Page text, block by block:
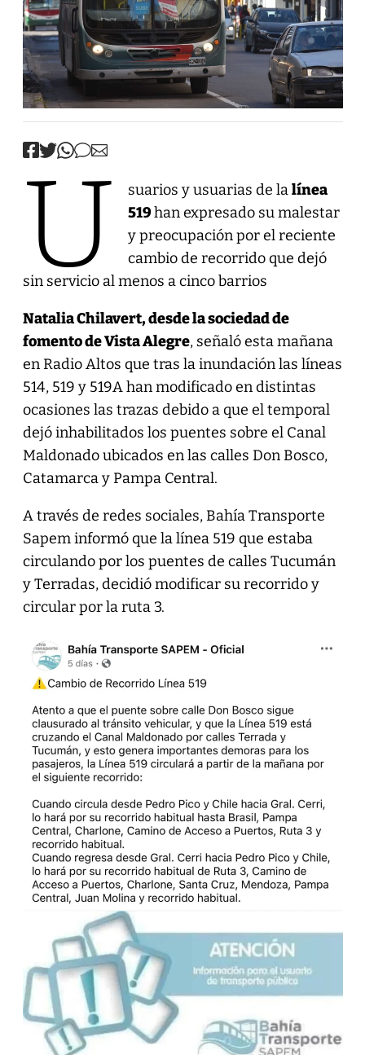
U suarios y usuarias de lalínea
519han expresado su malestar
y preocupación por el reciente
cambio de recorrido que dejó
sin servicio al menos a cinco barrios
Natalia Chilavert, desde la sociedad de
fomento de Vista Alegre, señaló esta mañana
en Radio Altos que tras la inundación las líneas
514, 519 y 519A han modificado en distintas
ocasiones las trazas debido a que el temporal
dejó inhabilitados los puentes sobre el Canal
Maldonado ubicados en las calles Don Bosco,
Catamarca y Pampa Central.
A través de redes sociales, Bahía Transporte
Sapem informó que la línea 519 que estaba
circulando por los puentes de calles Tucumán
y Terradas, decidió modificar su recorrido y
circular por la ruta 3.